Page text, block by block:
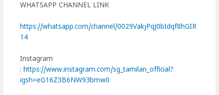
WHATSAPP CHANNEL LINK
https://whatsapp.com/channel/0029VakjPqJ0bIdqf8hGIR
14
Instagram
:https://www.instagram.com/sg_tamilan_official?
igsh=eG16Z3B6NW93bmw0